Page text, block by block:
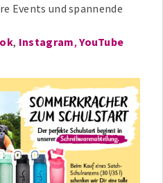
Events und spannende
, Instagram,YouTube